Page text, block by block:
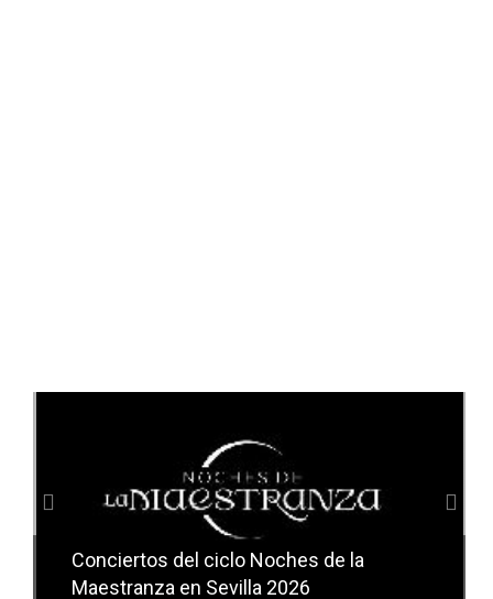
Conciertos del ciclo Noches de la
Maestranza en Sevilla 2026
Conciertos del ciclo Candlelight en
Sevilla